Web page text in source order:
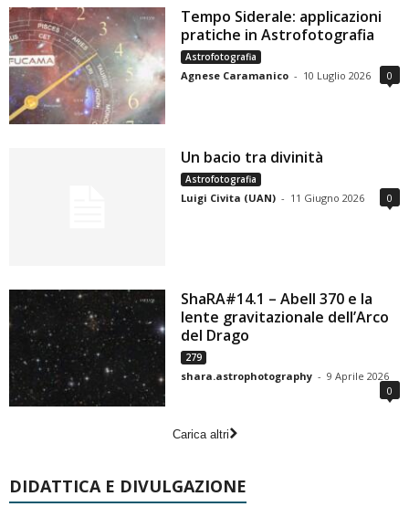
Tempo Siderale: applicazioni
pratiche in Astrofotografia
Astrofotografia
Agnese Caramanico - 10 Luglio 2026 0
Un bacio tra divinità
Astrofotografia
Luigi Civita (UAN) - 11 Giugno 2026 0
ShaRA#14.1 – Abell 370 e la
lente gravitazionale dell’Arco
del Drago
279
shara.astrophotography - 9 Aprile 2026
0
Carica altri
DIDATTICA E DIVULGAZIONE